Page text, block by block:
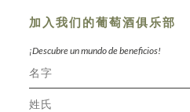
加入我们的葡萄酒俱乐部
¡Descubre un mundo de beneficios!